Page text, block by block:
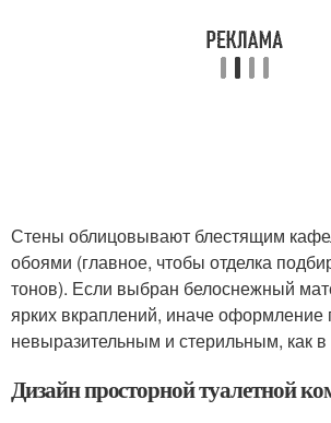
Стены облицовывают блестящим
обоями (главное, чтобы отделка
тонов). Если выбран белоснежный
ярких вкраплений, иначе оформление
невыразительным и стерильным, как
Дизайн просторной туалетной